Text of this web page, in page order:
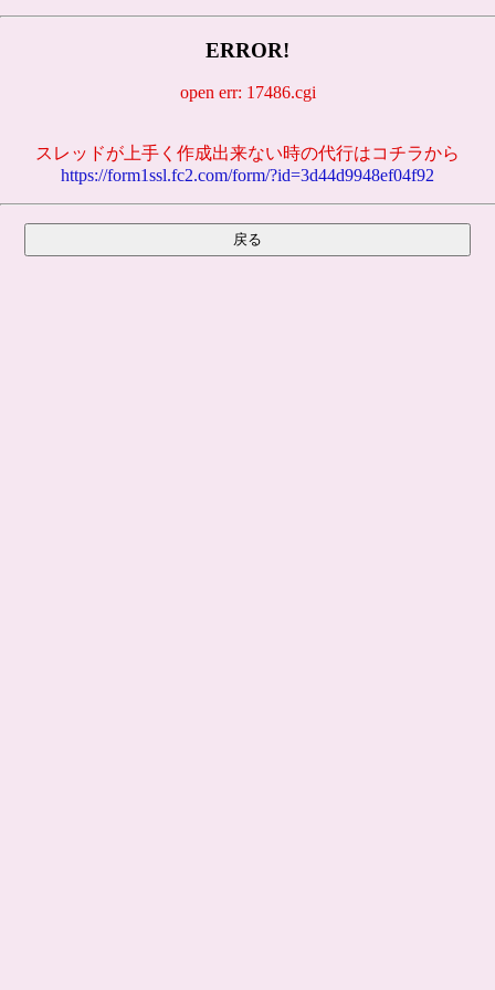
ERROR!
open err: 17486.cgi
スレッドが上手く作成出来ない時の代行はコチラから
https://form1ssl.fc2.com/form/?id=3d44d9948ef04f92